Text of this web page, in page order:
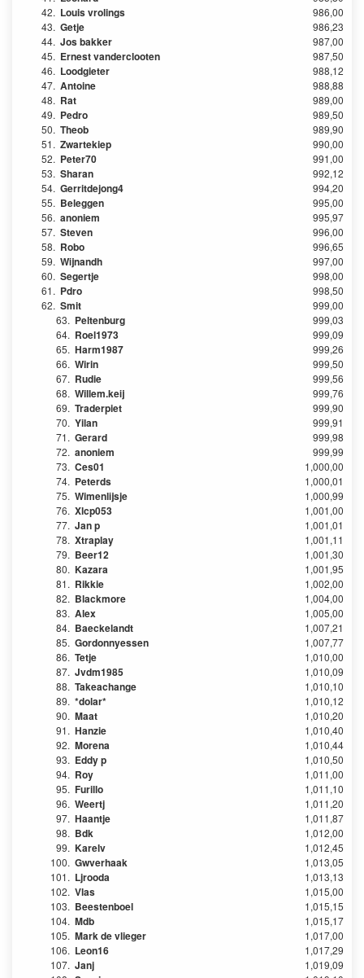
42. Louis vrolings
986,00
43. Getje
986,23
44. Jos bakker
987,00
45. Ernest vanderclooten
987,50
46. Loodgieter
988,12
47. Antoine
988,88
48. Rat
989,00
49. Pedro
989,50
50. Theob
989,90
51. Zwartekiep
990,00
52. Peter70
991,00
53. Sharan
992,12
54. Gerritdejong4
994,20
55. Beleggen
995,00
56. anoniem
995,97
57. Steven
996,00
58. Robo
996,65
59. Wijnandh
997,00
60. Segertje
998,00
61. Pdro
998,50
62. Smit
999,00
63. Peltenburg
999,03
64. Roel1973
999,09
65. Harm1987
999,26
66. Wirin
999,50
67. Rudie
999,56
68. Willem.keij
999,76
69. Traderpiet
999,90
70. Yilan
999,91
71. Gerard
999,98
72. anoniem
999,99
73. Ces01
1,000,00
74. Peterds
1,000,01
75. Wimenlijsje
1,000,99
76. Xlcp053
1,001,00
77. Jan p
1,001,01
78. Xtraplay
1,001,11
79. Beer12
1,001,30
80. Kazara
1,001,95
81. Rikkie
1,002,00
82. Blackmore
1,004,00
83. Alex
1,005,00
84. Baeckelandt
1,007,21
85. Gordonnyessen
1,007,77
86. Tetje
1,010,00
87. Jvdm1985
1,010,09
88. Takeachange
1,010,10
89. *dolar*
1,010,12
90. Maat
1,010,20
91. Hanzie
1,010,40
92. Morena
1,010,44
93. Eddy p
1,010,50
94. Roy
1,011,00
95. Furillo
1,011,10
96. Weertj
1,011,20
97. Haantje
1,011,87
98. Bdk
1,012,00
99. Karelv
1,012,45
100. Gwverhaak
1,013,05
101. Ljrooda
1,013,13
102. Vlas
1,015,00
103. Beestenboel
1,015,15
104. Mdb
1,015,17
105. Mark de vlieger
1,017,00
106. Leon16
1,017,29
107. Janj
1,019,09